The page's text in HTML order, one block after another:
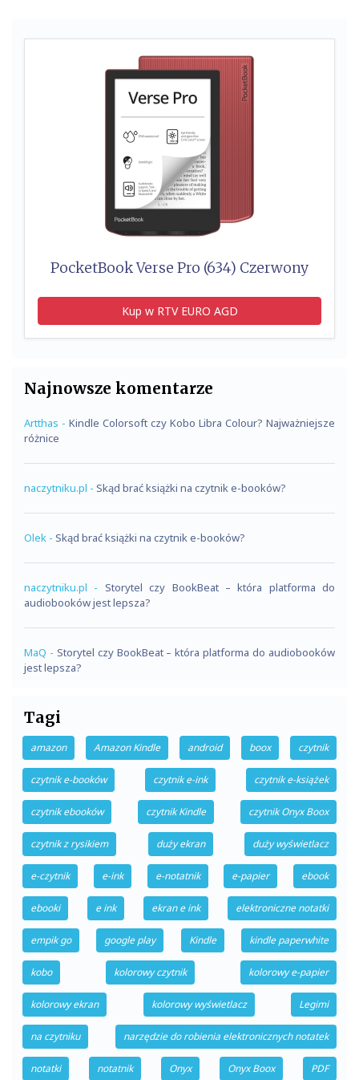
PocketBook Verse Pro (634) Czerwony
Kup w RTV EURO AGD
Najnowsze komentarze
Artthas - Kindle Colorsoft czy Kobo Libra Colour? Najważniejsze
różnice
naczytniku.pl - Skąd brać książki na czytnik e-booków?
Olek - Skąd brać książki na czytnik e-booków?
naczytniku.pl - Storytel czy BookBeat – która platforma do
audiobooków jest lepsza?
MaQ - Storytel czy BookBeat – która platforma do audiobooków
jest lepsza?
Tagi
amazon Amazon Kindle android boox czytnik
czytnik e-booków czytnik e-ink czytnik e-książek
czytnik ebooków czytnik Kindle czytnik Onyx Boox
czytnik z rysikiem duży ekran duży wyświetlacz
e-czytnik e-ink e-notatnik e-papier ebook
ebooki e ink ekran e ink elektroniczne notatki
empik go google play Kindle kindle paperwhite
kobo kolorowy czytnik kolorowy e-papier
kolorowy ekran kolorowy wyświetlacz Legimi
na czytniku narzędzie do robienia elektronicznych notatek
notatki notatnik Onyx Onyx Boox PDF